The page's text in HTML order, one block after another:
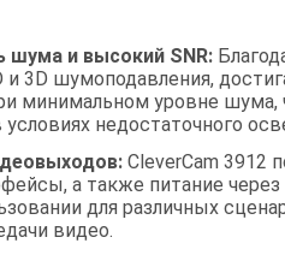
шума и высокий SNR:
и 3D шумоподавления,
минимальном уровне шума,
недостаточного
CleverCam 3912
а также питание через
для различных
видео.